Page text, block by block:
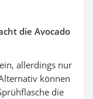
die Avocado
allerdings nur
können
die